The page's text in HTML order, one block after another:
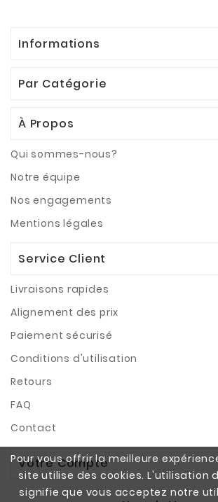
Pour vous offrir la meilleure
site utilise des cookies. L'utilisation
signifie que vous acceptez notre
Informations
Par Catégorie
À Propos
Qui sommes-nous?
Notre équipe
Nos engagements
Mentions légales
Service Client
Livraisons rapides
Alignement des prix
Paiement sécurisé
Conditions d'utilisation
Retours
FAQ
Contact
Votre Compte